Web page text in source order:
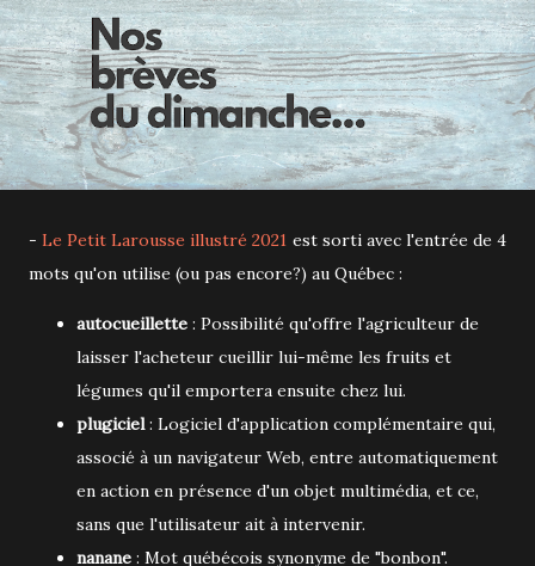
-Le Petit Larousse illustré 2021 est sorti avec l'entrée de 4
mots qu'on utilise (ou pas encore?) au Québec :
autocueillette : Possibilité qu'offre l'agriculteur de
laisser l'acheteur cueillir lui-même les fruits et
légumes qu'il emportera ensuite chez lui.
plugiciel: Logiciel d'application complémentaire qui,
associé à un navigateur Web, entre automatiquement
en action en présence d'un objet multimédia, et ce,
sans que l'utilisateur ait à intervenir.
nanane : Mot québécois synonyme de "bonbon".